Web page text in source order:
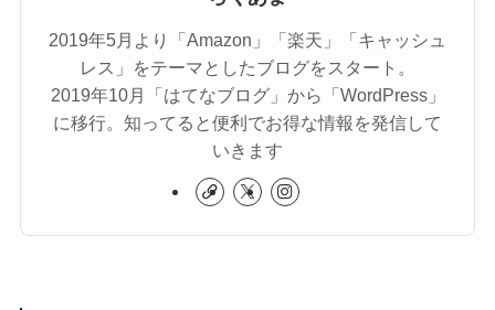
2019年5月より「Amazon」「楽天」「キャッシュ
レス」をテーマとしたブログをスタート。
2019年10月「はてなブログ」から「WordPress」
に移行。知ってると便利でお得な情報を発信して
いきます